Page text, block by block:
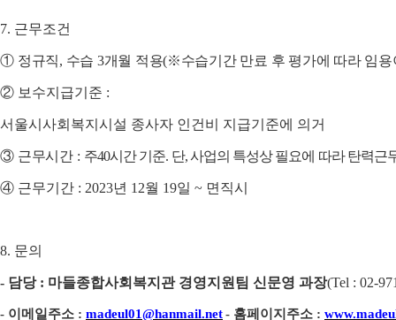
7. 근무조건
① 정규직, 수습 3개월 적용(※수습기간 만료 후 평가에 따라 임
② 보수지급기준 :
서울시사회복지시설 종사자 인건비 지급기준에 의거
③ 근무시간 : 주40시간 기준. 단,사업의 특성상 필요에 따라 탄력근
④ 근무기간 : 2023년 12월 19일 ~ 면직시
8. 문의
- 담당 : 마들종합사회복지관 경영지원팀 신문영 과장(Tel : 02-
- 이메일주소 : madeul01@hanmail.net- 홈페이지주소 :